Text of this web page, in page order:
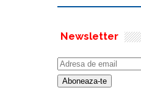
Newsletter